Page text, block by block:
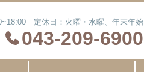
定休日：火曜・水曜、年末年始
043-209-6900